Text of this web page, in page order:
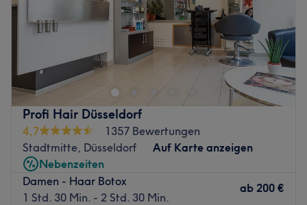
Profi Hair Düsseldorf
4,7
1357 Bewertungen
Stadtmitte, Düsseldorf
Auf Karte anzeigen
Nebenzeiten
Damen - Haar Botox
1 Std. 30 Min. - 2 Std. 30 Min.
ab 200 €